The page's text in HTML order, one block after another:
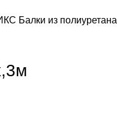
Балки из полиуретана